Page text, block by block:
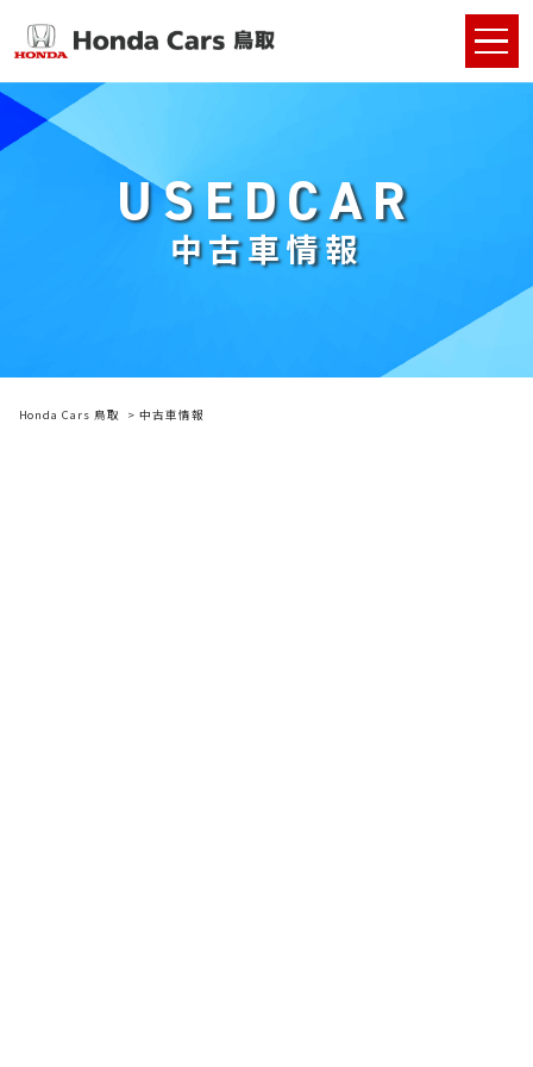
USEDCAR
中古車情報
Honda Cars 鳥取 中古車情報